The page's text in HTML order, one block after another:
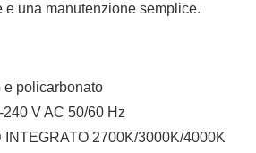
e una manutenzione semplice.
e policarbonato
V AC 50/60 Hz
INTEGRATO 2700K/3000K/4000K